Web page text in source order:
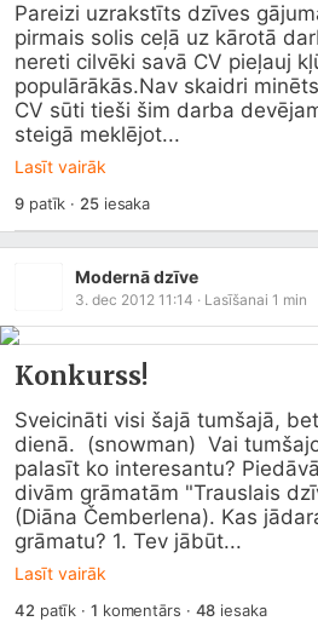
Pareizi uzrakstīts dzīves
pirmais solis ceļā uz kārotā
nereti cilvēki savā CV pieļauj
populārākās.Nav skaidri
CV sūti tieši šim darba
steigā meklējot...
Lasīt vairāk
9patīk · 25iesaka
Modernā dzīve
3. dec 2012 11:14 · Lasīšanai 1 min
Konkurss!
Sveicināti visi šajā tumšajā,
dienā.  (snowman)  Vai
palasīt ko interesantu?
divām grāmatām "Trauslais
(Diāna Čemberlena). Kas
grāmatu? 1. Tev jābūt...
Lasīt vairāk
42 patīk · 1 komentārs · 48 iesaka